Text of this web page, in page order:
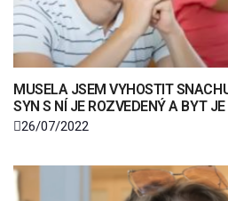
MUSELA JSEM VYHOSTIT
SYN S NÍ JE ROZVEDENÝ A BYT
26/07/2022